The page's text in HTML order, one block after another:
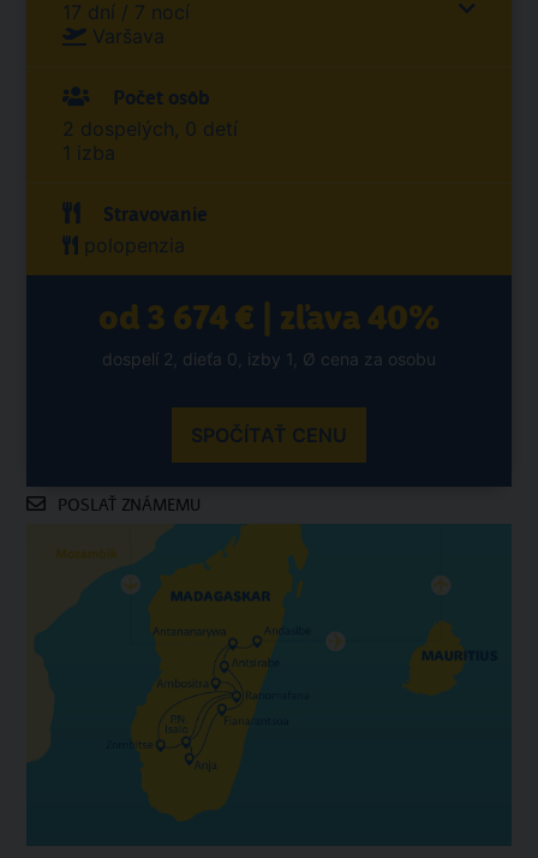
17 dní / 7 nocí
Varšava
Počet osôb
2 dospelých, 0 detí
1 izba
Stravovanie
polopenzia
od 3 674 € | zľava 40%
dospelí 2, dieťa 0, izby 1, Ø cena za osobu
SPOČÍTAŤ CENU
POSLAŤ ZNÁMEMU